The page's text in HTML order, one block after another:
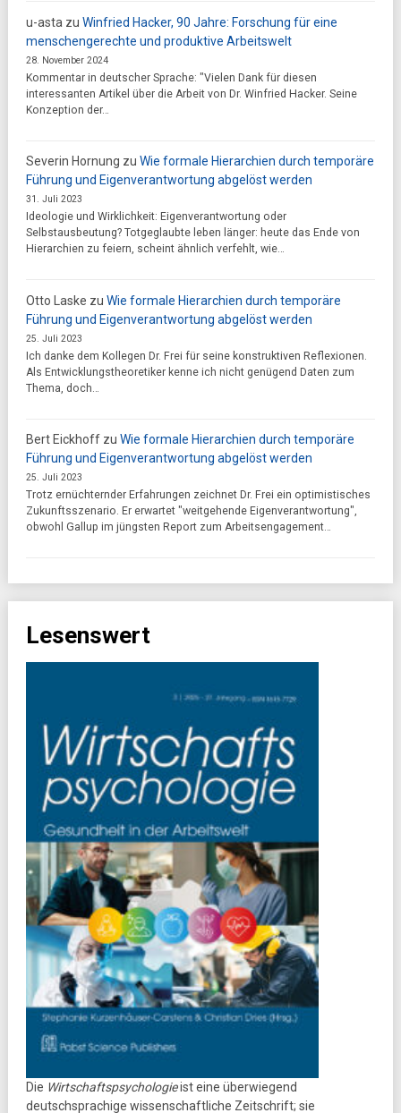
u-asta zu Winfried Hacker, 90 Jahre: Forschung für eine
menschengerechte und produktive Arbeitswelt
28. November 2024
Kommentar in deutscher Sprache: "Vielen Dank für diesen
interessanten Artikel über die Arbeit von Dr. Winfried Hacker. Seine
Konzeption der…
Severin Hornung zu Wie formale Hierarchien durch temporäre
Führung und Eigenverantwortung abgelöst werden
31. Juli 2023
Ideologie und Wirklichkeit: Eigenverantwortung oder
Selbstausbeutung? Totgeglaubte leben länger: heute das Ende von
Hierarchien zu feiern, scheint ähnlich verfehlt, wie…
Otto Laske zu Wie formale Hierarchien durch temporäre
Führung und Eigenverantwortung abgelöst werden
25. Juli 2023
Ich danke dem Kollegen Dr. Frei für seine konstruktiven Reflexionen.
Als Entwicklungstheoretiker kenne ich nicht genügend Daten zum
Thema, doch…
Bert Eickhoffzu Wie formale Hierarchien durch temporäre
Führung und Eigenverantwortung abgelöst werden
25. Juli 2023
Trotz ernüchternder Erfahrungen zeichnet Dr. Frei ein optimistisches
Zukunftsszenario. Er erwartet "weitgehende Eigenverantwortung",
obwohl Gallup im jüngsten Report zum Arbeitsengagement…
Lesenswert
Die Wirtschaftspsychologieist eine überwiegend
deutschsprachige wissenschaftliche Zeitschrift; sie